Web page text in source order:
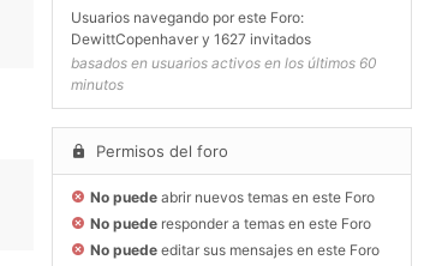
Usuarios navegando por este Foro:
DewittCopenhaver y 1627 invitados
basados en usuarios activos en los últimos 60
minutos
Permisos del foro
No puede abrir nuevos temas en este Foro
No puede responder a temas en este Foro
No puede editar sus mensajes en este Foro